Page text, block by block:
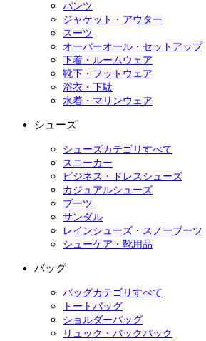
パンツ
ジャケット・アウター
スーツ
オーバーオール・セットアップ
下着・ルームウェア
靴下・フットウェア
浴衣・下駄
水着・マリンウェア
シューズ
シューズカテゴリすべて
スニーカー
ビジネス・ドレスシューズ
カジュアルシューズ
ブーツ
サンダル
レインシューズ・スノーブーツ
シューケア・靴用品
バッグ
バッグカテゴリすべて
トートバッグ
ショルダーバッグ
リュック・バックパック